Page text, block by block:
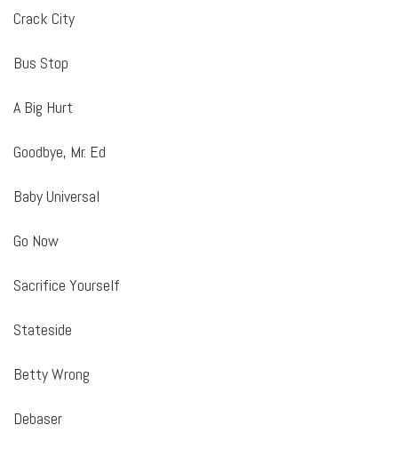
Crack City
Bus Stop
A Big Hurt
Goodbye, Mr. Ed
Baby Universal
Go Now
Sacrifice Yourself
Stateside
Betty Wrong
Debaser